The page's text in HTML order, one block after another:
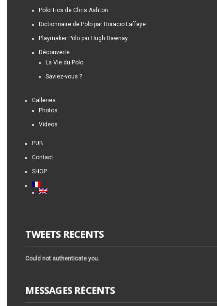
Polo Tics de Chris Ashton
Dictionnaire de Polo par Horacio Laffaye
Playmaker Polo par Hugh Dawnay
Découverte
La Vie du Polo
Saviez-vous ?
Galleries
Photos
Videos
PUB
Contact
SHOP
TWEETS RECENTS
Could not authenticate you.
MESSAGES RÉCENTS